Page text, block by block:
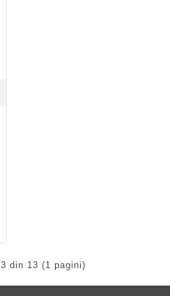
din 13 (1 pagini)